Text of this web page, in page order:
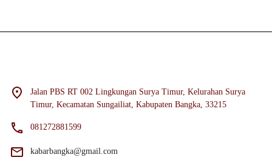
Jalan PBS RT 002 Lingkungan Surya Timur, Kelurahan Surya
Timur, Kecamatan Sungailiat, Kabupaten Bangka, 33215
081272881599
kabarbangka@gmail.com